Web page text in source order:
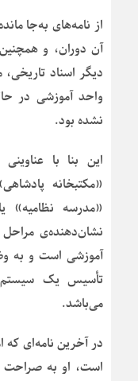
از نامه‌های به‌جا
آن دوران، و همچنین
دیگر اسناد
واحد آموزشی در
نشده بود.
این بنا با
«مکتبخانه
«مدرسه نظامیه»
نشان‌دهنده‌ی
آموزشی است و به
تأسیس یک سیستم
می‌باشد.
در آخرین نامه‌ای که
است، او به صراحت